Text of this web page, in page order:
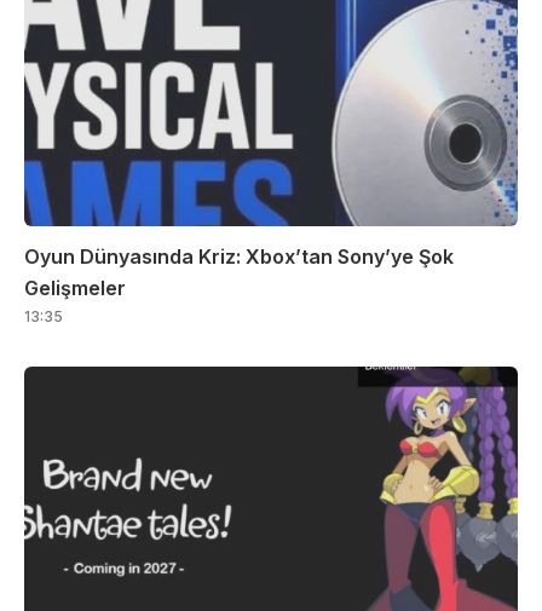
Oyun Dünyasında Kriz: Xbox’tan Sony’ye Şok
Gelişmeler
13:35